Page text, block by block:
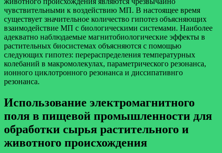
чувствительными к воздействию МП. В настоящее время
существует значительное количество гипотез объясняющих
взаимодействие МП с биологическими системами. Наиболее
адекватно наблюдаемые магнитобиологические эффекты в
растительных биосистемах объясняются с помощью
следующих гипотез: перераспределения температурных
колебаний в макромолекулах, параметрического резонанса,
ионного циклотронного резонанса и диссипативнго
резонанса.
Использование электромагнитного
поля в пищевой промышленности для
обработки сырья растительного и
животного происхождения